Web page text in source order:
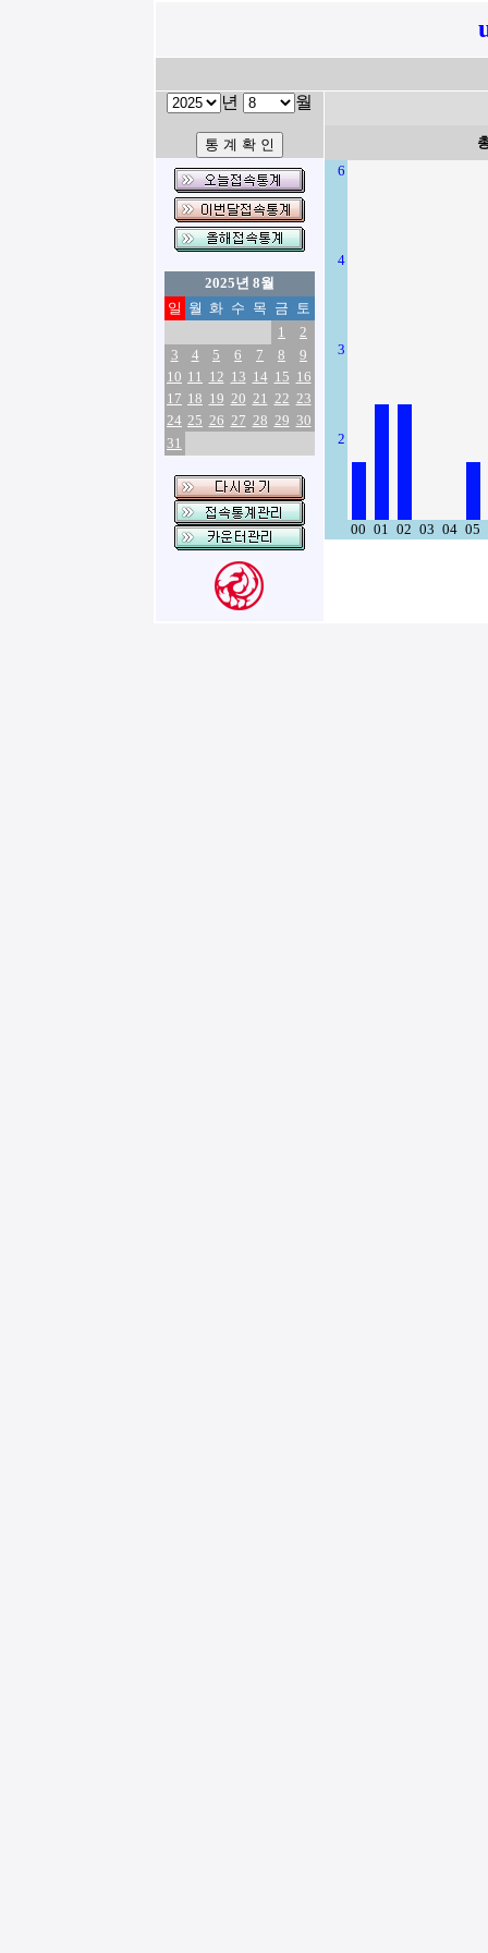
년 월
2025년 8월
일 월 화 수 목 금 토
1
2
3
4 5 6 7 8
9
10 11 12 13 14 15 16
17 18 19 20 21 22 23
24 25 26 27 28 29 30
31
6
4
3
2
00 01 02 03 04 05